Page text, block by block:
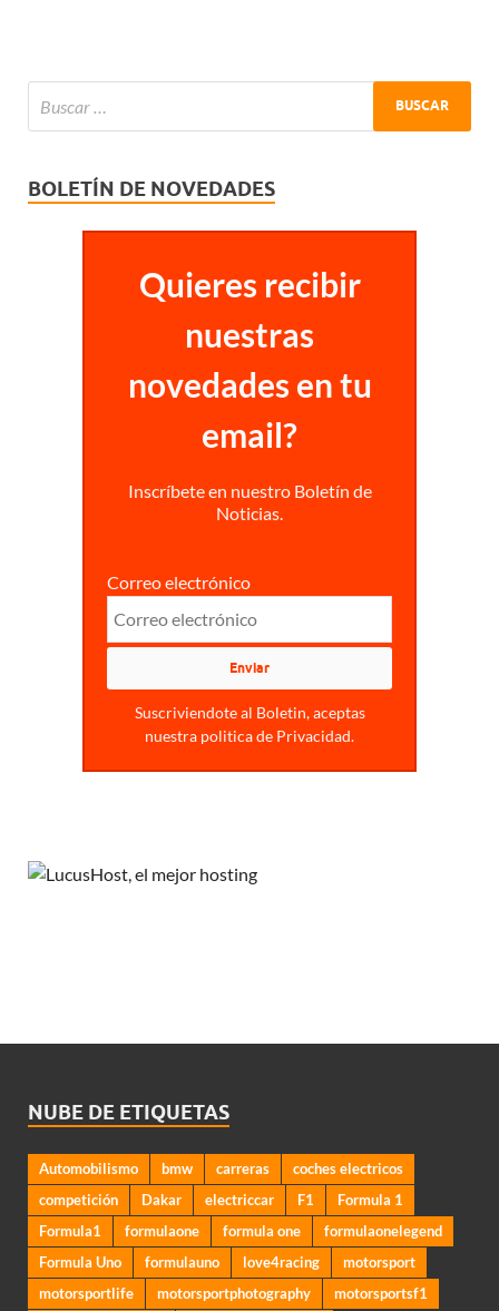
BOLETÍN DE NOVEDADES
Quieres recibir
nuestras
novedades en tu
email?
Inscríbete en nuestro Boletín de
Noticias.
Correo electrónico
Suscriviendote al Boletin, aceptas
nuestra politica de Privacidad.
NUBE DE ETIQUETAS
Automobilismo bmw carreras
coches electricos
competición
Dakar electriccar F1
Formula 1
Formula1
formulaone formula one
formulaonelegend
Formula Uno
formulauno love4racing
motorsport
motorsportlife
motorsportphotography
motorsportsf1